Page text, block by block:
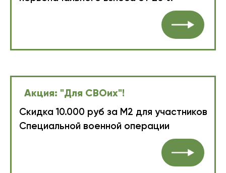
Акция: "Для СВОих"!
Скидка 10.000 руб за М2 для участников
Специальной военной операции